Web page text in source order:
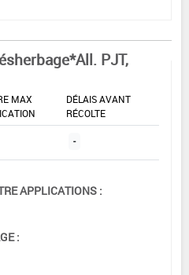
PJT,
MAX
DÉLAIS AVANT
RÉCOLTE
-
APPLICATIONS :
: